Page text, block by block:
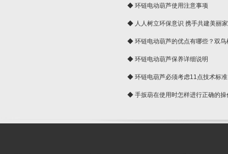
◆ 环链电动葫芦使用注意事项
◆ 人人树立环保意识 携手共建美丽
球◆ 环链电动葫芦的优点有哪些？双鸟
◆ 环链电动葫芦保养详细说明
◆ 环链电葫芦必须考虑11点技术标准
◆ 手扳葫在使用时怎样进行正确的操